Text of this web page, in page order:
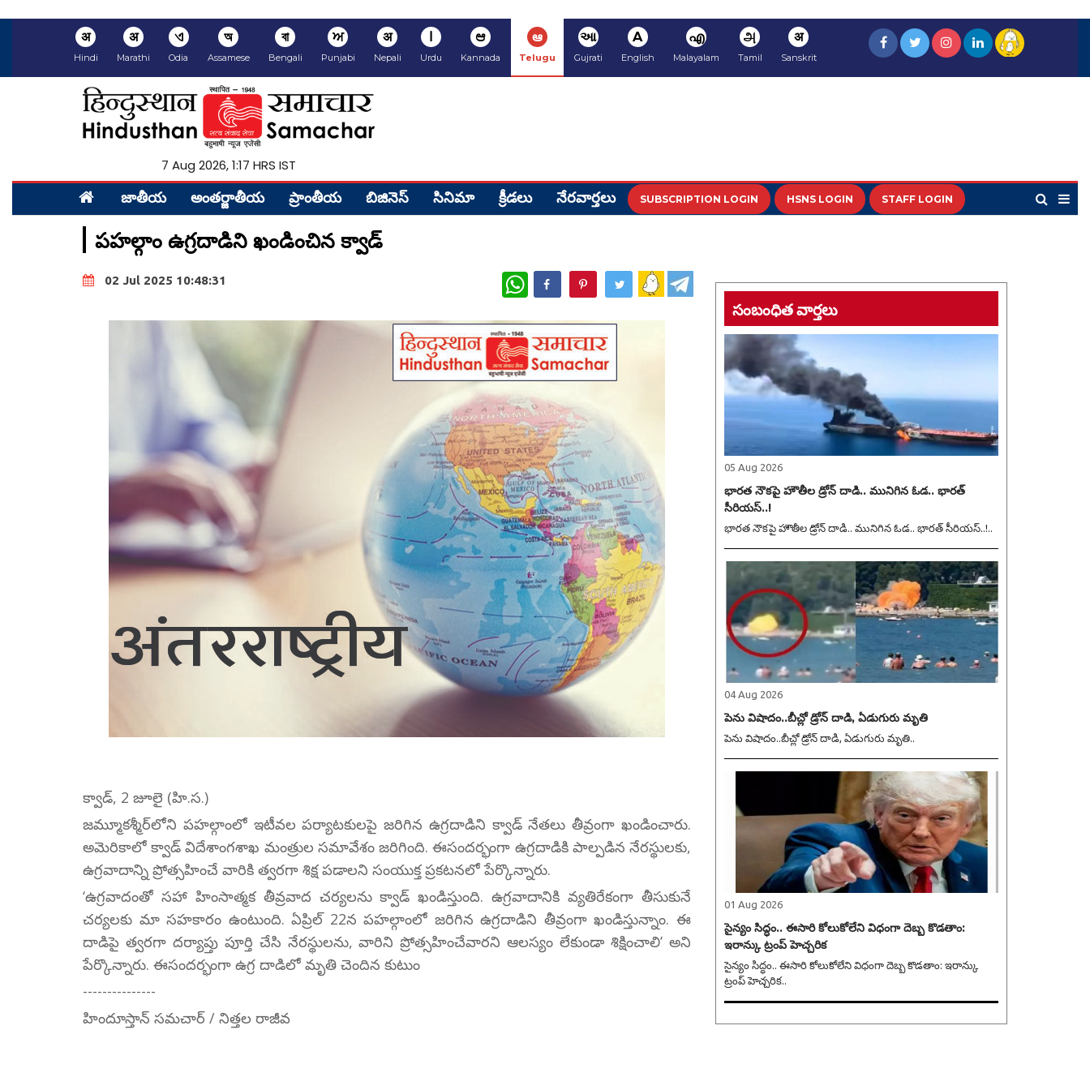
अ
Hindi
अ
Marathi
ଏ
Odia
অ
Assamese
বা
Bengali
ਅ
Punjabi
अ
Nepali
ا
Urdu
ಆ
Kannada
ఆ
Telugu
આ
Gujrati
A
English
എ
Malayalam
அ
Tamil
अ
Sanskrit
7 Aug 2026, 1:17 HRS IST
జాతీయ అంత‌ర్జాతీయ ప్రాంతీయ‌ బిజినెస్ సినిమా క్రీడ‌లు నేర‌వార్త‌లు SUBSCRIPTION LOGIN HSNS LOGIN STAFF LOGIN
పహల్గాం ఉగ్రదాడిని ఖండించిన క్వాడ్‌
02 Jul 2025 10:48:31 WhatsApp
క్వాడ్, 2 జూలై (హి.స.)
జమ్మూకశ్మీర్‌లోని పహల్గాంలో ఇటీవల పర్యాటకులపై జరిగిన ఉగ్రదాడిని క్వాడ్‌ నేతలు తీవ్రంగా ఖండించారు.
అమెరికాలో క్వాడ్ విదేశాంగశాఖ మంత్రుల సమావేశం జరిగింది. ఈసందర్భంగా ఉగ్రదాడికి పాల్పడిన నేరస్థులకు,
ఉగ్రవాదాన్ని ప్రోత్సహించే వారికి త్వరగా శిక్ష పడాలని సంయుక్త ప్రకటనలో పేర్కొన్నారు.
‘ఉగ్రవాదంతో సహా హింసాత్మక తీవ్రవాద చర్యలను క్వాడ్‌ ఖండిస్తుంది. ఉగ్రవాదానికి వ్యతిరేకంగా తీసుకునే
చర్యలకు మా సహకారం ఉంటుంది. ఏప్రిల్‌ 22న పహల్గాంలో జరిగిన ఉగ్రదాడిని తీవ్రంగా ఖండిస్తున్నాం. ఈ
దాడిపై త్వరగా దర్యాప్తు పూర్తి చేసి నేరస్థులను, వారిని ప్రోత్సహించేవారని ఆలస్యం లేకుండా శిక్షించాలి’ అని
పేర్కొన్నారు. ఈసందర్భంగా ఉగ్ర దాడిలో మృతి చెందిన కుటుం
---------------
హిందూస్తాన్ సమచార్ / నిత్తల రాజీవ
సంబంధిత వార్తలు
05 Aug 2026
భారత నౌకపై హౌతీల డ్రోన్ దాడి.. మునిగిన ఓడ.. భారత్
సీరియస్..!
భారత నౌకపై హౌతీల డ్రోన్ దాడి.. మునిగిన ఓడ.. భారత్ సీరియస్..!..
04 Aug 2026
పెను విషాదం..బీచ్లో డ్రోన్ దాడి, ఏడుగురు మృతి
పెను విషాదం..బీచ్లో డ్రోన్ దాడి, ఏడుగురు మృతి..
01 Aug 2026
సైన్యం సిద్ధం.. ఈసారి కోలుకోలేని విధంగా దెబ్బ కొడతాం:
ఇరాన్కు ట్రంప్ హెచ్చరిక
సైన్యం సిద్ధం.. ఈసారి కోలుకోలేని విధంగా దెబ్బ కొడతాం: ఇరాన్కు
ట్రంప్ హెచ్చరిక..